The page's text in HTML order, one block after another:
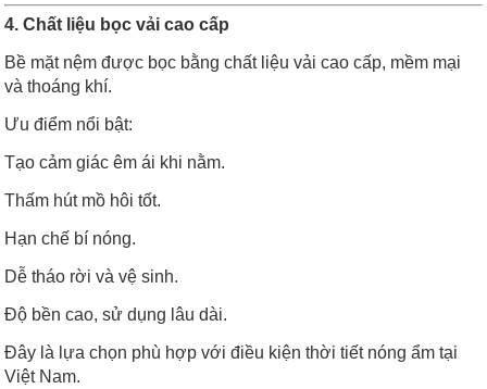
4. Chất liệu bọc vải cao cấp
Bề mặt nệm được bọc bằng chất liệu vải cao cấp, mềm mại
và thoáng khí.
Ưu điểm nổi bật:
Tạo cảm giác êm ái khi nằm.
Thấm hút mồ hôi tốt.
Hạn chế bí nóng.
Dễ tháo rời và vệ sinh.
Độ bền cao, sử dụng lâu dài.
Đây là lựa chọn phù hợp với điều kiện thời tiết nóng ẩm tại
Việt Nam.